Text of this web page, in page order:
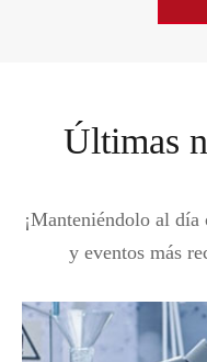
Últimas
¡Manteniéndolo al
y eventos más